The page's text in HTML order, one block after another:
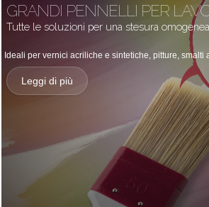
GRANDI PENNELLI PER
Tutte le soluzioni per una stesura
Ideali per vernici acriliche e sintetiche, pitture, smalti
Leggi di più